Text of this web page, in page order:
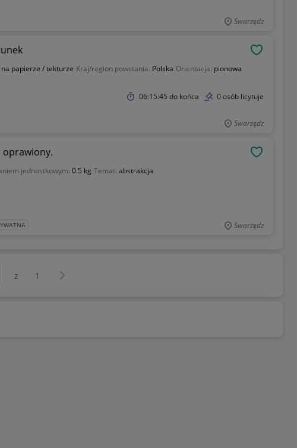
Swarzędz
na papierze / tekturze Kraj/region powstania: Polska Orientacja: pionowa
06:15:45 do końca 0 osób licytuje
Swarzędz
oprawiony.
jednostkowym: 0.5 kg Temat: abstrakcja
Swarzędz
z 1 Następna strona